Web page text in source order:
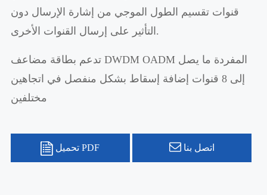
قنوات تقسيم الطول الموجي من إشارة الإرسال دون
التأثير على إرسال القنوات الأخرى.
تدعم بطاقة مضاعف DWDM OADM المفردة ما يصل
إلى 8 قنوات إضافة إسقاط بشكل منفصل في اتجاهين
مختلفين
تحميل PDF اتصل بنا